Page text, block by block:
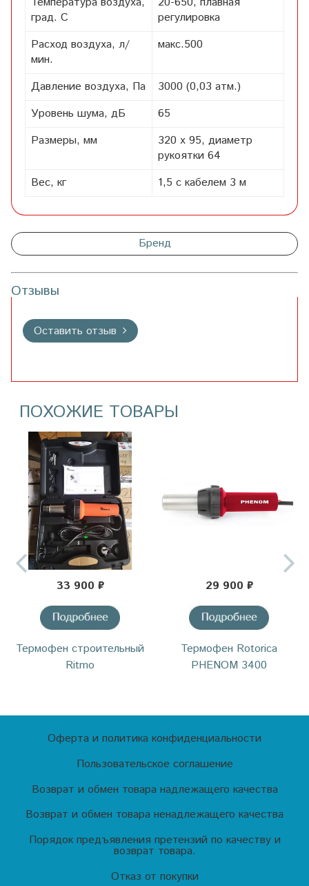
град. С
регулировка
Расход воздуха, л/
мин.
макс.500
Давление воздуха, Па
3000 (0,03 атм.)
Уровень шума, дБ
65
Размеры, мм
320 х 95, диаметр
рукоятки 64
Вес, кг
1,5 с кабелем 3 м
Бренд
Отзывы
Оставить отзыв
ПОХОЖИЕ ТОВАРЫ
33 900 ₽
Термофен строительный
Ritmo
29 900 ₽
Термофен Rotorica
PHENOM 3400
Оферта и политика конфиденциальности
Пользовательское соглашение
Возврат и обмен товара надлежащего качества
Возврат и обмен товара ненадлежащего качества
Порядок предъявления претензий по качеству и
возврат товара.
Отказ от покупки